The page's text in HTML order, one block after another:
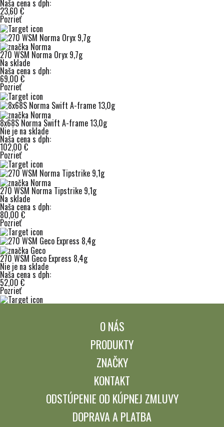
Naša cena s dph:
23,60 €
Pozrieť
270 WSM Norma Oryx 9,7g
Na sklade
Naša cena s dph:
69,00 €
Pozrieť
8x68S Norma Swift A-frame 13,0g
Nie je na sklade
Naša cena s dph:
102,00 €
Pozrieť
270 WSM Norma Tipstrike 9,1g
Na sklade
Naša cena s dph:
80,00 €
Pozrieť
270 WSM Geco Express 8,4g
Nie je na sklade
Naša cena s dph:
52,00 €
Pozrieť
O NÁS
PRODUKTY
ZNAČKY
KONTAKT
ODSTÚPENIE OD KÚPNEJ ZMLUVY
DOPRAVA A PLATBA